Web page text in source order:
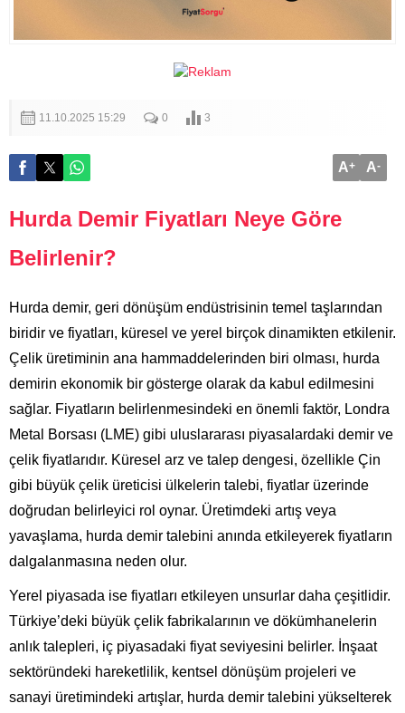
11.10.2025 15:29 0 3
A+ A-
Hurda Demir Fiyatları Neye Göre
Belirlenir?
Hurda demir, geri dönüşüm endüstrisinin temel taşlarından
biridir ve fiyatları, küresel ve yerel birçok dinamikten etkilenir.
Çelik üretiminin ana hammaddelerinden biri olması, hurda
demirin ekonomik bir gösterge olarak da kabul edilmesini
sağlar. Fiyatların belirlenmesindeki en önemli faktör, Londra
Metal Borsası (LME) gibi uluslararası piyasalardaki demir ve
çelik fiyatlarıdır. Küresel arz ve talep dengesi, özellikle Çin
gibi büyük çelik üreticisi ülkelerin talebi, fiyatlar üzerinde
doğrudan belirleyici rol oynar. Üretimdeki artış veya
yavaşlama, hurda demir talebini anında etkileyerek fiyatların
dalgalanmasına neden olur.
Yerel piyasada ise fiyatları etkileyen unsurlar daha çeşitlidir.
Türkiye’deki büyük çelik fabrikalarının ve dökümhanelerin
anlık talepleri, iç piyasadaki fiyat seviyesini belirler. İnşaat
sektöründeki hareketlilik, kentsel dönüşüm projeleri ve
sanayi üretimindeki artışlar, hurda demir talebini yükselterek